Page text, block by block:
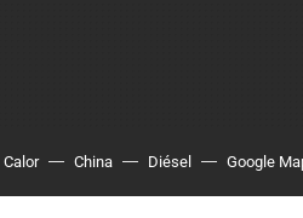
Calor China Diésel Google